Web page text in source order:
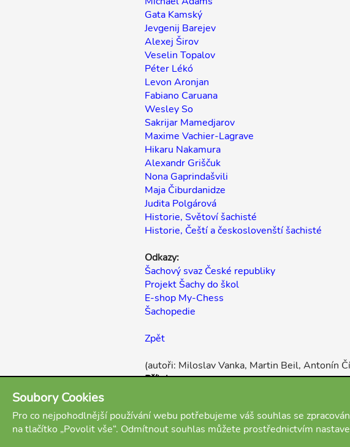
Gata Kamský
Jevgenij Barejev
Alexej Širov
Veselin Topalov
Péter Lékó
Levon Aronjan
Fabiano Caruana
Wesley So
Sakrijar Mamedjarov
Maxime Vachier-Lagrave
Hikaru Nakamura
Alexandr Griščuk
Nona Gaprindašvili
Maja Čiburdanidze
Judita Polgárová
Historie, Světoví šachisté
Historie, Čeští a českoslovenští šachisté
Odkazy:
Šachový svaz České republiky
Projekt Šachy do škol
E-shop My-Chess
Šachopedie
Zpět
(autoři: Miloslav Vanka, Martin Beil, Antonín
Přílohy:
Soubory Cookies
Pro co nejpohodlnější používání webu potřebujeme váš souhlas se
na tlačítko „Povolit vše“. Odmítnout souhlas můžete prostřednictvím